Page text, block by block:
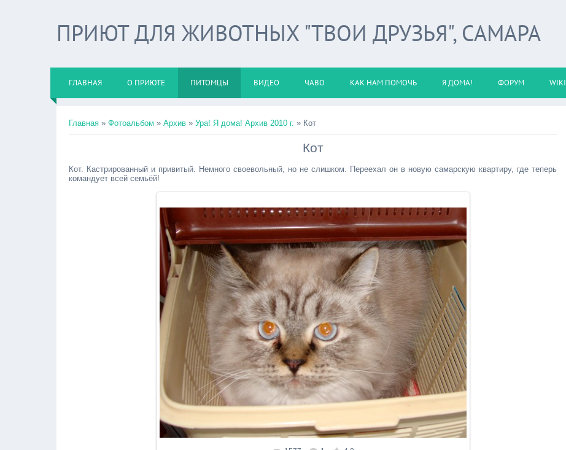
ПРИЮТ ДЛЯ ЖИВОТНЫХ "ТВОИ ДРУЗЬЯ", САМАРА
ГЛАВНАЯ О ПРИЮТЕ ПИТОМЦЫ ВИДЕО ЧАВО КАК НАМ ПОМОЧЬ Я ДОМА! ФОРУМ WIKI
Главная » Фотоальбом » Архив » Ура! Я дома! Архив 2010 г. » Кот
Кот
Кот. Кастрированный и привитый. Немного своевольный, но не слишком. Переехал он в новую самарскую квартиру, где теперь
командует всей семьёй!